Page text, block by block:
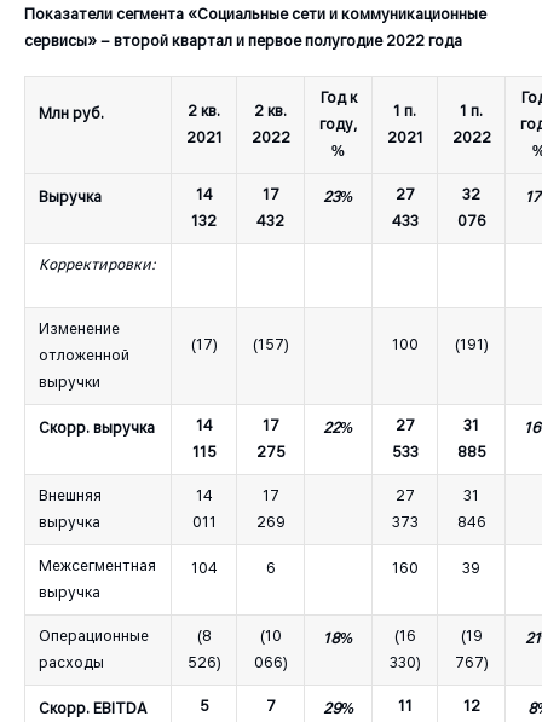
Показатели сегмента «Социальные сети и коммуникационные
сервисы» – второй квартал и первое полугодие 2022 года
Млн руб.
2 кв.
2021
2 кв.
2022
Год к
году,
%
1 п.
2021
1 п.
2022
Выручка
14
132
17
432
23%
27
433
32
076
Корректировки:
Изменение
отложенной
выручки
(17) (157) 100 (191)
Скорр. выручка
14
115
17
275
22%
27
533
31
885
Внешняя
выручка
14
011
17
269
27
373
31
846
Межсегментная
выручка
104 6 160 39
Операционные
расходы
(8
526)
(10
066)
18%
(16
330)
(19
767)
Скорр. EBITDA
5
7
29%
11
12